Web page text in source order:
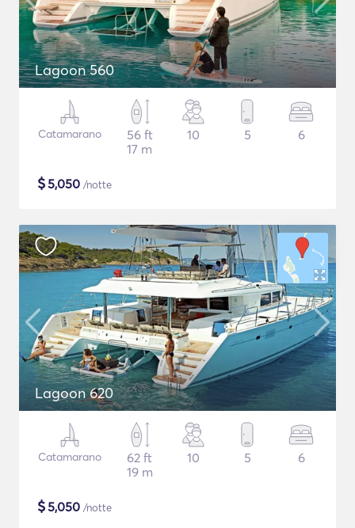
Lagoon 560
Catamarano
56 ft
17 m
10 5 6
$5,050 /notte
Lagoon 620
Catamarano
62 ft
19 m
10 5 6
$5,050 /notte